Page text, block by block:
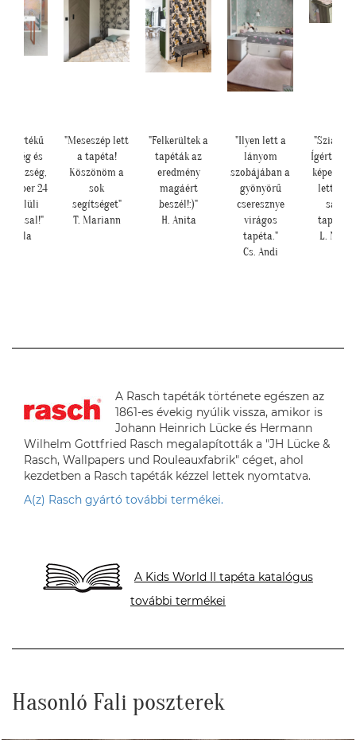
értékű
és
24
belüli
Leila
"Meseszép lett
a tapéta!
Köszönöm a
sok
segítséget"
T. Mariann
"Felkerültek a
tapéták az
eredmény
magáért
beszél!:)"
H. Anita
"Ilyen lett a
lányom
szobájában a
gyönyörű
cseresznye
virágos
tapéta."
Cs. Andi
"Szia
Ígértem
képeket.
lett a
sarok
L.
A Rasch tapéták története egészen az
1861-es évekig nyúlik vissza, amikor is
Johann Heinrich Lücke és Hermann
Wilhelm Gottfried Rasch megalapították a "JH Lücke &
Rasch, Wallpapers und Rouleauxfabrik" céget, ahol
kezdetben a Rasch tapéták kézzel lettek nyomtatva.
A(z) Rasch gyártó további termékei.
A Kids World II tapéta katalógus
további termékei
Hasonló Fali poszterek